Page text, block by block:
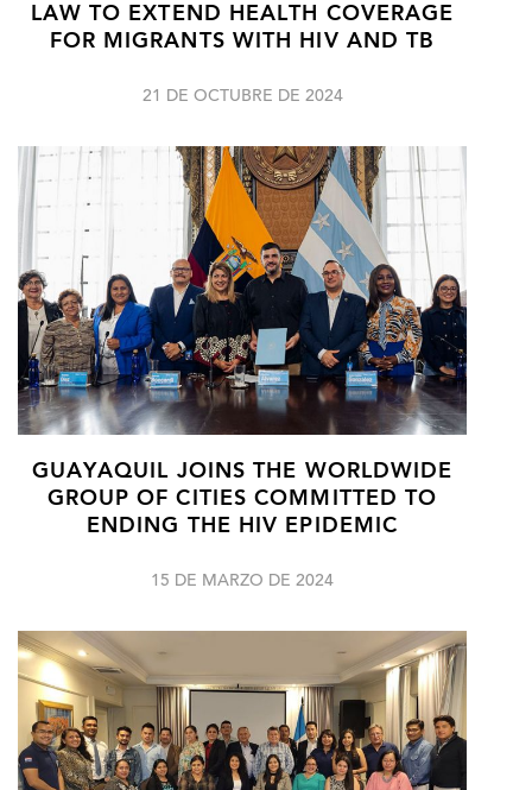
LAW TO EXTEND HEALTH COVERAGE
FOR MIGRANTS WITH HIV AND TB
21 DE OCTUBRE DE 2024
GUAYAQUIL JOINS THE WORLDWIDE
GROUP OF CITIES COMMITTED TO
ENDING THE HIV EPIDEMIC
15 DE MARZO DE 2024